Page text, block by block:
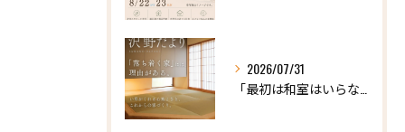
2026/07/31
「最初は和室はいらないかな、と思っていたけれど…」